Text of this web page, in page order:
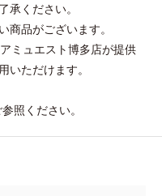
承ください。
品がございます。
ミュエスト博多店が提供
いただけます。
照ください。